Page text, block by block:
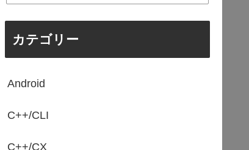
カテゴリー
Android
C++/CLI
C++/CX